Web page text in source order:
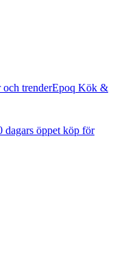
trenderEpoq Kök &
dagars öppet köp för